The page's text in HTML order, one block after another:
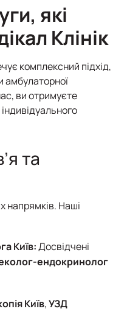
які
Клінік
комплексний підхід,
амбулаторної
ви отримуєте
та
напрямків. Наші
Київ:Досвідчені
ендокринолог
Київ,УЗД